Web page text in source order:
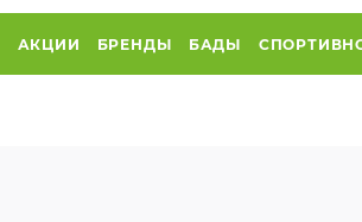
АКЦИИ БРЕНДЫ БАДЫ